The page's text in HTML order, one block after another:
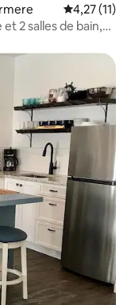
Évaluation
4,27 (11)
2 salles de bain,